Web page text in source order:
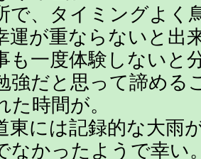
、タイミングよく
運が重ならないと出
一度体験しないと
強だと思って諦め
た時間が。
には記録的な大雨
なかったようで幸い